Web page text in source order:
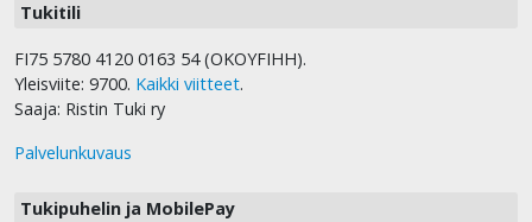
Tukitili
FI75 5780 4120 0163 54 (OKOYFIHH).
Yleisviite: 9700. Kaikki viitteet.
Saaja: Ristin Tuki ry
Palvelunkuvaus
Tukipuhelin ja MobilePay